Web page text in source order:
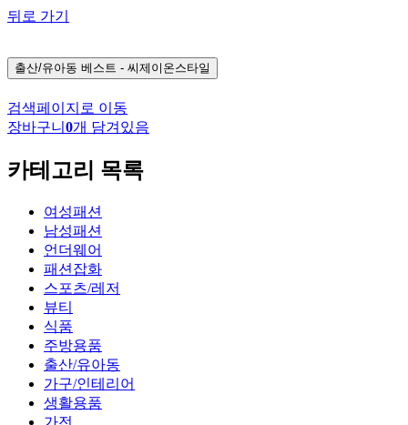
뒤로 가기
출산/유아동 베스트 - 씨제이온스타일
검색페이지로 이동
장바구니 0개 담겨있음
카테고리 목록
여성패션
남성패션
언더웨어
패션잡화
스포츠/레저
뷰티
식품
주방용품
출산/유아동
가구/인테리어
생활용품
가전